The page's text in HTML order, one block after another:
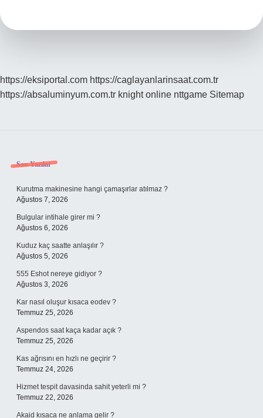
https://eksiportal.com https://caglayanlarinsaat.com.tr
https://absaluminyum.com.tr knight online nttgame Sitemap
Sidebar
Son Yazılar
Kurutma makinesine hangi çamaşırlar atılmaz ?
Ağustos 7, 2026
Bulgular intihale girer mi ?
Ağustos 6, 2026
Kuduz kaç saatte anlaşılır ?
Ağustos 5, 2026
555 Eshot nereye gidiyor ?
Ağustos 3, 2026
Kar nasıl oluşur kısaca eodev ?
Temmuz 25, 2026
Aspendos saat kaça kadar açık ?
Temmuz 25, 2026
Kas ağrısını en hızlı ne geçirir ?
Temmuz 24, 2026
Hizmet tespit davasinda sahit yeterli mi ?
Temmuz 22, 2026
Akaid kısaca ne anlama gelir ?